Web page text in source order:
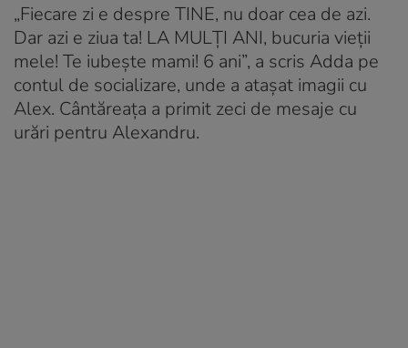
„Fiecare zi e despre TINE, nu doar cea de azi.
Dar azi e ziua ta! LA MULȚI ANI, bucuria vieții
mele! Te iubește mami! 6 ani”, a scris Adda pe
contul de socializare, unde a atașat imagii cu
Alex. Cântăreața a primit zeci de mesaje cu
urări pentru Alexandru.